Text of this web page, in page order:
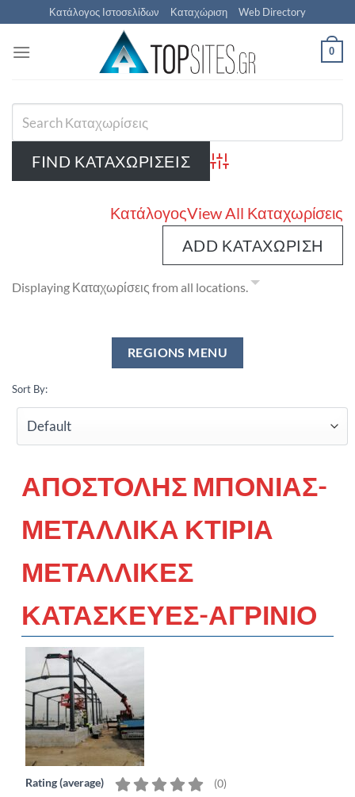
Μετάβαση
στο
περιεχόμενο
Κατάλογος Ιστοσελίδων Καταχώριση Web Directory
0
Advanced Search
ΚατάλογοςView All Καταχωρίσεις
ADD ΚΑΤΑΧΏΡΙΣΗ
Displaying Καταχωρίσεις from all locations.
Sort By:
ΑΠΟΣΤΟΛΗΣ ΜΠΟΝΙΑΣ-
ΜΕΤΑΛΛΙΚΑ ΚΤΙΡΙΑ
ΜΕΤΑΛΛΙΚΕΣ
ΚΑΤΑΣΚΕΥΕΣ-ΑΓΡΙΝΙΟ
Rating (average) (0)